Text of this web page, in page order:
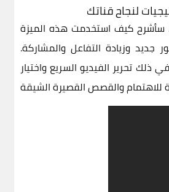
لنجاح قناتك
سأشرح كيف استخدمت هذه الميزة
وزيادة التفاعل والمشاركة.
تحرير الفيديو السريع واختيار